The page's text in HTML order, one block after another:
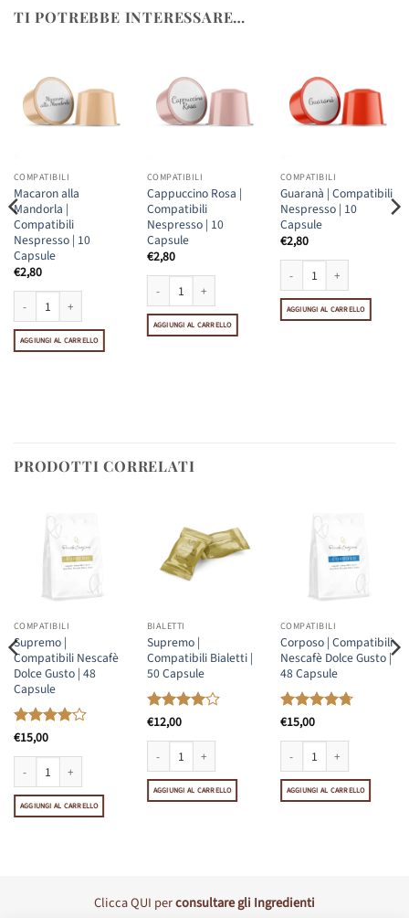
TI POTREBBE INTERESSARE…
COMPATIBILI
Macaron alla
Mandorla |
Compatibili
Nespresso | 10
Capsule
€2,80
Macaron alla Mandorla | Compatibili Nespresso | 10 Capsule quantità
AGGIUNGI AL CARRELLO
COMPATIBILI
Cappuccino Rosa |
Compatibili
Nespresso | 10
Capsule
€2,80
Cappuccino Rosa | Compatibili Nespresso | 10 Capsule
AGGIUNGI AL CARRELLO
COMPATIBILI
Guaranà | Compatibili
Nespresso | 10
Capsule
€2,80
Guaranà | Compatibili
AGGIUNGI AL CARRELLO
| 10 Capsule quantità
PRODOTTI CORRELATI
COMPATIBILI
Supremo |
Compatibili Nescafè
Dolce Gusto | 48
Capsule
Valutato
€15,00
Supremo | Compatibili Nescafè Dolce Gusto | 48 Capsule quantità
AGGIUNGI AL CARRELLO
BIALETTI
Supremo |
Compatibili Bialetti |
50 Capsule
Valutato
€12,00
Supremo | Compatibili Bialetti | 50 Capsule quantità
AGGIUNGI AL CARRELLO
COMPATIBILI
Corposo | Compatibili
Nescafè Dolce Gusto |
48 Capsule
Valutato
€15,00
Corposo | Compatibili
AGGIUNGI AL CARRELLO
| 50 Capsule quantità
CliccaQUI perconsultare gli Ingredienti